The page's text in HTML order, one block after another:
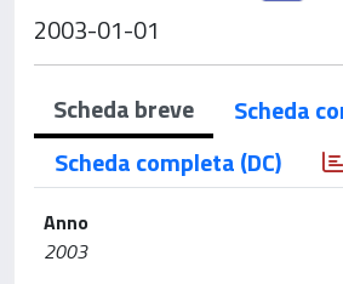
2003-01-01
Scheda breve
Scheda
Scheda completa (DC)
Anno
2003